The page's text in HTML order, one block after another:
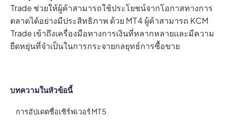
บทความในหัวข้อนี้
การอัปเดตชื่อเซิร์ฟเวอร์ MT5
Trade ช่วยให้ผู้ค้าสามารถใช้ประโยชน์จากโอกาสทางการ
ตลาดได้อย่างมีประสิทธิภาพ ด้วย MT4 ผู้ค้าสามารถ KCM
Trade เข้าถึงเครื่องมือทางการเงินที่หลากหลายและมีความ
ยืดหยุ่นที่จำเป็นในการกระจายกลยุทธ์การซื้อขาย